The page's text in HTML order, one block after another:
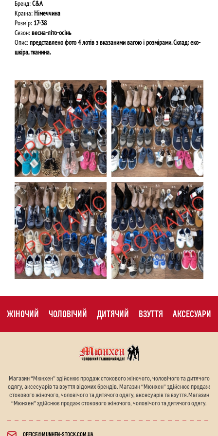
Бренд:С&A
Країна:Німеччина
Розмір: 17-38
Сезон:весна-літо-осінь
Опис:представлено фото 4 лотів з вказаними вагою і розмірами. Склад: еко-
шкіра, тканина.
ЖІНОЧИЙ ЧОЛОВІЧИЙ ДИТЯЧИЙ ВЗУТТЯ АКСЕСУАРИ
Магазин “Мюнхен” здійснює продаж стокового жіночого, чоловічого та дитячого
одягу, аксесуарів та взуття відомих брендів. Магазин “Мюнхен” здійснює продаж
стокового жіночого, чоловічого та дитячого одягу, аксесуарів та взуття.Магазин
“Мюнхен” здійснює продаж стокового жіночого, чоловічого та дитячого одягу.
OFFICE@MUNHEN-STOCK.COM.UA